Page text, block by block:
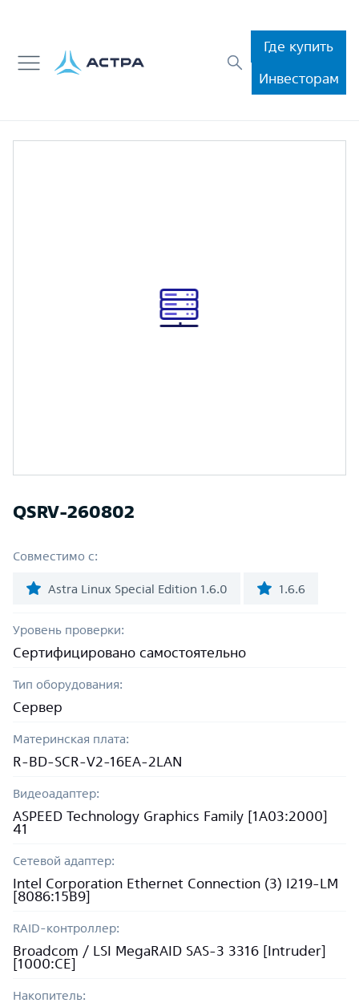
Где купить
Инвесторам
QSRV-260802
Совместимо с:
Astra Linux Special Edition 1.6.0 1.6.6
Уровень проверки:
Сертифицировано самостоятельно
Тип оборудования:
Сервер
Материнская плата:
R-BD-SCR-V2-16EA-2LAN
Видеоадаптер:
ASPEED Technology Graphics Family [1A03:2000]
41
Сетевой адаптер:
Intel Corporation Ethernet Connection (3) I219-LM
[8086:15B9]
RAID-контроллер:
Broadcom / LSI MegaRAID SAS-3 3316 [Intruder]
[1000:CE]
Накопитель: